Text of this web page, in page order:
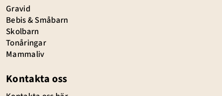
Gravid
Bebis & Småbarn
Skolbarn
Tonåringar
Mammaliv
Kontakta oss